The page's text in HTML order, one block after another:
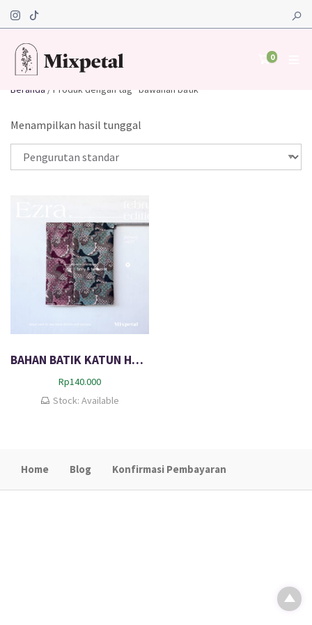
0
Beranda / Produk dengan tag “bawahan batik”
Menampilkan hasil tunggal
BAHAN BATIK KATUN HALUS EZRA
Rp140.000
Stock: Available
Home Blog Konfirmasi Pembayaran